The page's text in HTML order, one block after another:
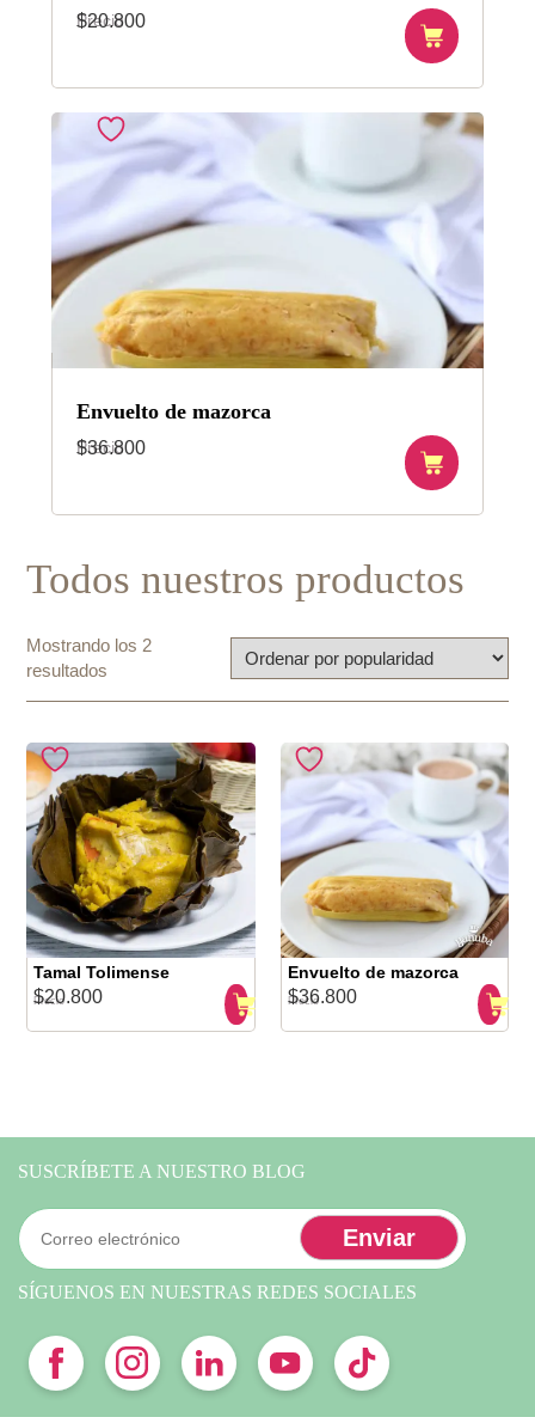
Precio
$20.800
Envuelto de mazorca
Precio
$36.800
Todos nuestros productos
Mostrando los 2
resultados
Tamal Tolimense
Precio
$20.800
Envuelto de mazorca
Precio
$36.800
SUSCRÍBETE A NUESTRO BLOG
SÍGUENOS EN NUESTRAS REDES SOCIALES